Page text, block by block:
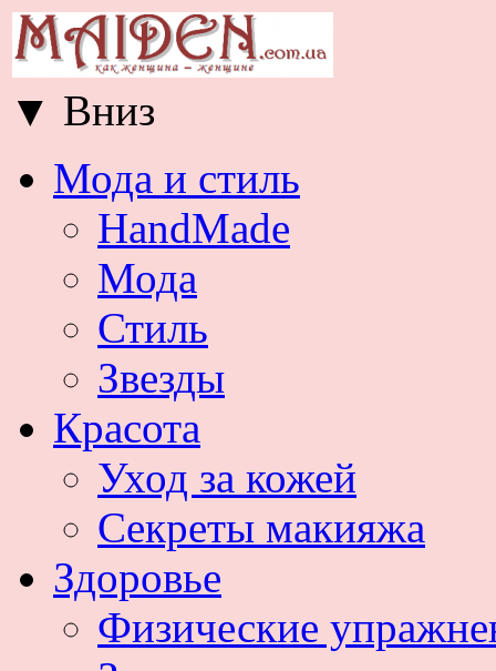
▼ Вниз
Мода и стиль
HandMade
Мода
Стиль
Звезды
Красота
Уход за кожей
Секреты макияжа
Здоровье
Физические